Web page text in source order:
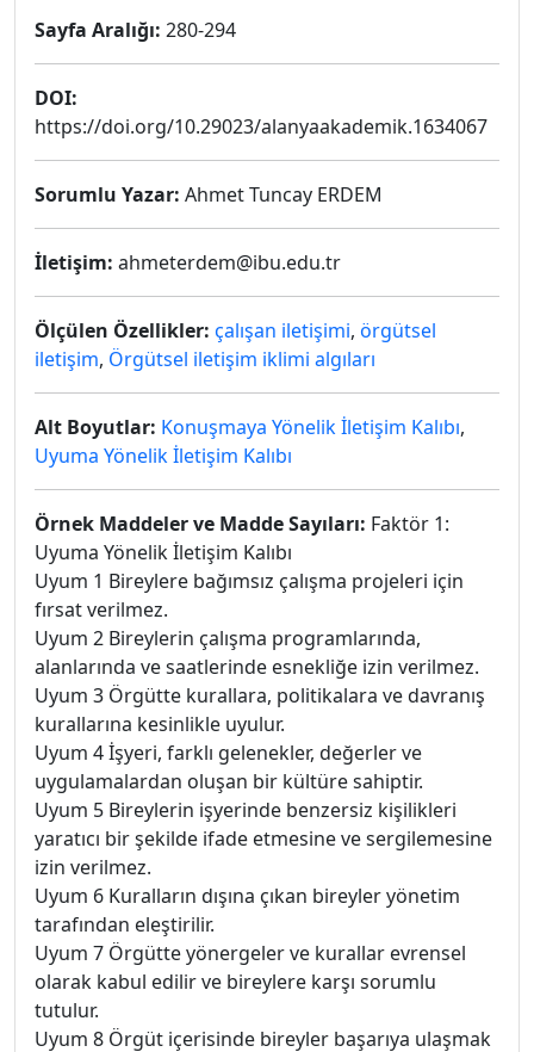
Sayfa Aralığı: 280-294
DOI:
https://doi.org/10.29023/alanyaakademik.1634067
Sorumlu Yazar: Ahmet Tuncay ERDEM
İletişim: ahmeterdem@ibu.edu.tr
Ölçülen Özellikler: çalışan iletişimi, örgütsel
iletişim, Örgütsel iletişim iklimi algıları
Alt Boyutlar: Konuşmaya Yönelik İletişim Kalıbı,
Uyuma Yönelik İletişim Kalıbı
Örnek Maddeler ve Madde Sayıları: Faktör 1:
Uyuma Yönelik İletişim Kalıbı
Uyum 1 Bireylere bağımsız çalışma projeleri için
fırsat verilmez.
Uyum 2 Bireylerin çalışma programlarında,
alanlarında ve saatlerinde esnekliğe izin verilmez.
Uyum 3 Örgütte kurallara, politikalara ve davranış
kurallarına kesinlikle uyulur.
Uyum 4 İşyeri, farklı gelenekler, değerler ve
uygulamalardan oluşan bir kültüre sahiptir.
Uyum 5 Bireylerin işyerinde benzersiz kişilikleri
yaratıcı bir şekilde ifade etmesine ve sergilemesine
izin verilmez.
Uyum 6 Kuralların dışına çıkan bireyler yönetim
tarafından eleştirilir.
Uyum 7 Örgütte yönergeler ve kurallar evrensel
olarak kabul edilir ve bireylere karşı sorumlu
tutulur.
Uyum 8 Örgüt içerisinde bireyler başarıya ulaşmak